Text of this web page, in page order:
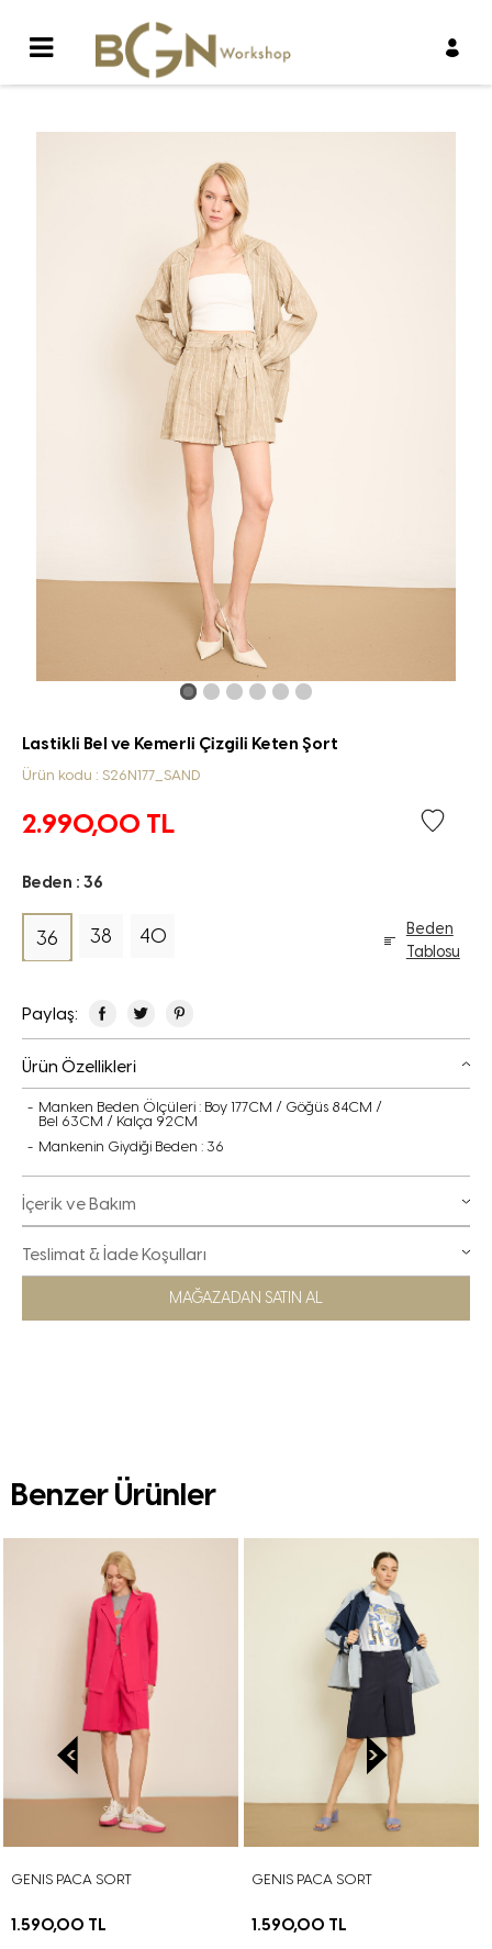
Lastikli Bel ve Kemerli Çizgili Keten Şort
Ürün kodu : S26N177_SAND
2.990,00 TL
Beden : 36
36 38 40
Beden
Tablosu
Paylaş:
Ürün Özellikleri
Manken Beden Ölçüleri : Boy 177CM / Göğüs 84CM /
Bel 63CM / Kalça 92CM
Mankenin Giydiği Beden : 36
İçerik ve Bakım
Teslimat & İade Koşulları
MAĞAZADAN SATIN AL
Benzer Ürünler
GENIS PACA SORT
1.590,00 TL
GENIS PACA SORT
1.590,00 TL